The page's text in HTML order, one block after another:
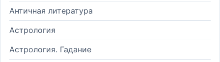
Античная литература
Астрология
Астрология. Гадание